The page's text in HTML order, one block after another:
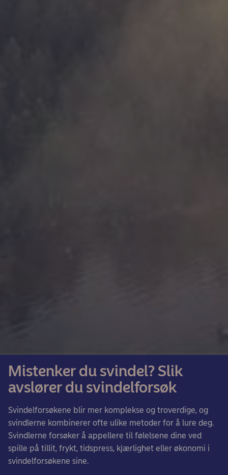
Mistenker du svindel? Slik
avslører du svindelforsøk
Svindelforsøkene blir mer komplekse og troverdige, og
svindlerne kombinerer ofte ulike metoder for å lure deg.
Svindlerne forsøker å appellere til følelsene dine ved
spille på tillit, frykt, tidspress, kjærlighet eller økonomi i
svindelforsøkene sine.